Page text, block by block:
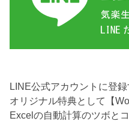
LINE公式アカウントに登
オリジナル特典として【
Excelの自動計算のツボと